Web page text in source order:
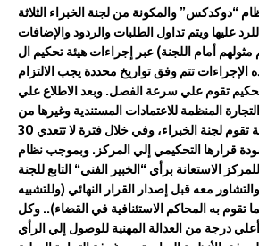
“دوكدكس”والمكونة منلجنةالخبراءالثلاثة
للردعليهاويتمتداولالطلباتوالردودوالإضافات
مثولهمأماماللجنة)عبر إجراءاتهيئةتحكيمال
الإجراءاتتتموفقتواريخ محددةيجبالالتزام
تقومعليسرعةالفصل.وبعدالاطلاععلي
التجارةالمنظمةللاعتماداتالمستنديةوغيرها من
تقوملجنةالخبراء،وفيخلالفترةلاتتعدي
قرارهاالتحكيميإليالمركز.وبموجبنظام
للمركز الاستعانةبرأي“الخبير الفني“التابعللجنة
والتشاور معهقبلإصدار القرار النهائي (وللتشبيه
تقومبهالمحاكمالاستئنافيةفيالقضاء)
..وكل
أعليدرجة منالعدالةالمهنيةللوصولإليالرأي